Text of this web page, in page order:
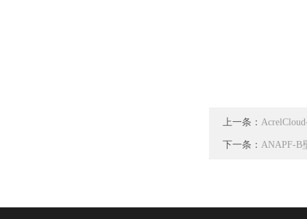
上一条：
下一条： ANAPF-B